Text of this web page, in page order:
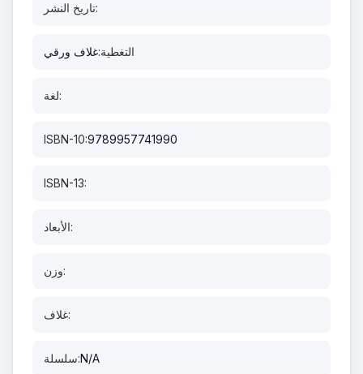
تاريخ النشر:
التغطية:غلاف ورقي
لغة:
ISBN-10:9789957741990
ISBN-13:
الأبعاد:
وزن:
غلاف:
سلسلة:N/A